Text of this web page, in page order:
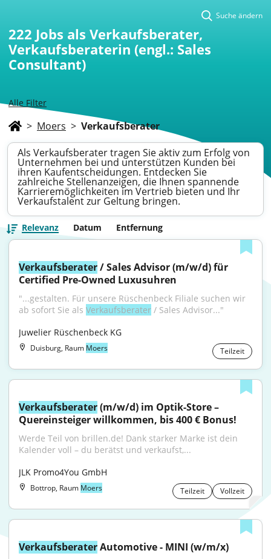
Alle Filter
Suche ändern
222 Jobs als Verkaufsberater,
Verkaufsberaterin (engl.: Sales
Consultant)
> Moers > Verkaufsberater
Als Verkaufsberater tragen Sie aktiv zum Erfolg von
Unternehmen bei und unterstützen Kunden bei
ihren Kaufentscheidungen. Entdecken Sie
zahlreiche Stellenanzeigen, die Ihnen spannende
Karrieremöglichkeiten im Vertrieb bieten und Ihr
Verkaufstalent zur Geltung bringen.
Relevanz Datum Entfernung
Verkaufsberater / Sales Advisor (m/w/d) für
Certified Pre-Owned Luxusuhren
"...gestalten. Für unsere Rüschenbeck Filiale suchen wir
ab sofort Sie als Verkaufsberater / Sales Advisor..."
Juwelier Rüschenbeck KG
Duisburg, Raum Moers Teilzeit
Verkaufsberater (m/w/d) im Optik-Store –
Quereinsteiger willkommen, bis 400 € Bonus!
Werde Teil von brillen.de! Dank starker Marke ist dein
Kalender voll – du berätst und verkaufst,...
JLK Promo4You GmbH
Bottrop, Raum Moers Teilzeit Vollzeit
Verkaufsberater Automotive - MINI (w/m/x)